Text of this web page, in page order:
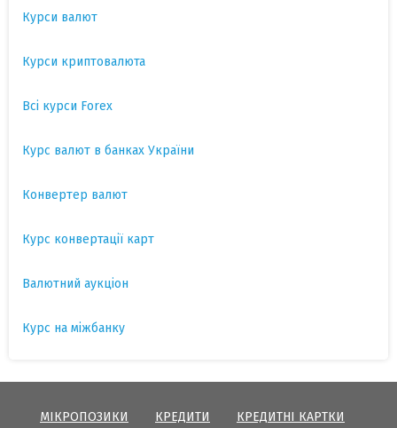
Курси валют
Курси криптовалюта
Всі курси Forex
Курс валют в банках України
Конвертер валют
Курс конвертації карт
Валютний аукціон
Курс на міжбанку
МІКРОПОЗИКИ КРЕДИТИ КРЕДИТНІ КАРТКИ